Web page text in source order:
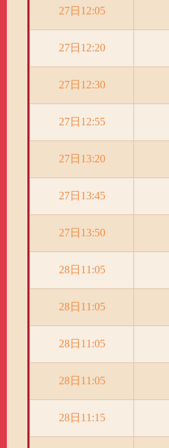
27日12:05
27日12:20
27日12:30
27日12:55
27日13:20
27日13:45
27日13:50
28日11:05
28日11:05
28日11:05
28日11:05
28日11:15